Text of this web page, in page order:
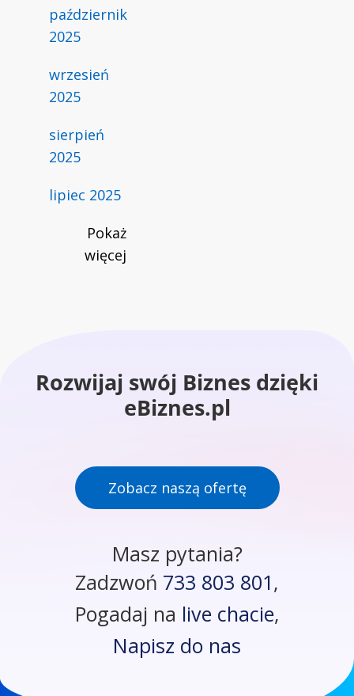
październik
2025
wrzesień
2025
sierpień
2025
lipiec 2025
Pokaż
więcej
Rozwijaj swój Biznes dzięki
eBiznes.pl
Zobacz naszą ofertę
Masz pytania?
Zadzwoń 733 803 801,
Pogadaj na live chacie,
Napisz do nas